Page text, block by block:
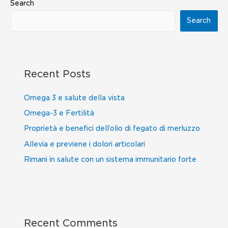
Search
Search
Recent Posts
Omega 3 e salute della vista
Omega-3 e Fertilità
Proprietà e benefici dell’olio di fegato di merluzzo
Allevia e previene i dolori articolari
Rimani in salute con un sistema immunitario forte
Recent Comments